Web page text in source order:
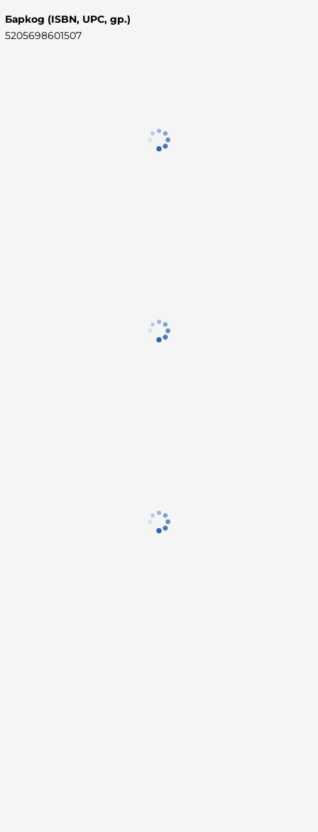
Баркод (ISBN, UPC, др.)
5205698601507